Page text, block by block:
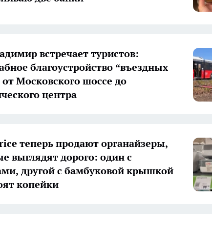
встречает туристов:
благоустройство “въездных
от Московского шоссе до
центра
теперь продают органайзеры,
выглядят дорого: один с
другой с бамбуковой крышкой
копейки